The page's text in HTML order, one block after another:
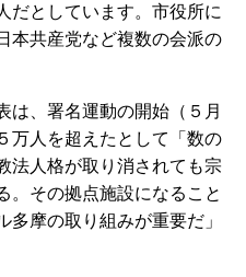
だとしています。市役所に
本共産党など複数の会派の
、署名運動の開始（５月
万人を超えたとして「数の
法人格が取り消されても宗
。その拠点施設になること
摩の取り組みが重要だ」